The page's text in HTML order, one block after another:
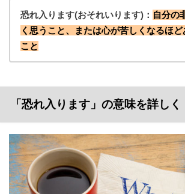
恐れ入ります(おそれいります)： 自分の
く思うこと、または心が苦しくなるほど
こと
「恐れ入ります」の意味を詳しく